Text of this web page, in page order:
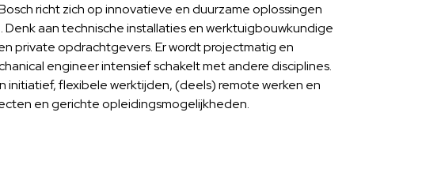
richt zich op innovatieve en duurzame oplossingen
aan technische installaties en werktuigbouwkundige
private opdrachtgevers. Er wordt projectmatig en
engineer intensief schakelt met andere disciplines.
flexibele werktijden, (deels) remote werken en
en gerichte opleidingsmogelijkheden.